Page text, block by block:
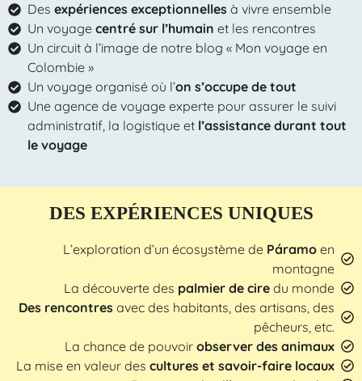
Des expériences exceptionnelles à vivre ensemble
Un voyage centré sur l’humain et les rencontres
Un circuit à l’image de notre blog « Mon voyage en
Colombie »
Un voyage organisé où l’on s’occupe de tout
Une agence de voyage experte pour assurer le suivi
administratif, la logistique et l’assistance durant tout
le voyage
DES EXPÉRIENCES UNIQUES
L’exploration d’un écosystème de Páramo en
montagne
La découverte des palmier de cire du monde
Des rencontres avec des habitants, des artisans, des
pêcheurs, etc.
La chance de pouvoir observer des animaux
La mise en valeur des cultures et savoir-faire locaux